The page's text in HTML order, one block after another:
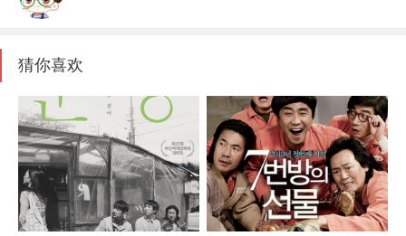
猜你喜欢